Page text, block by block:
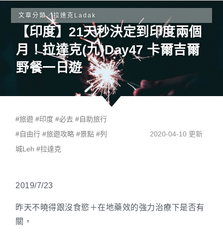
文章分類／拉達克Ladak
【印度】21天秒決定到印度兩個
月！拉達克(九)Day47 卡爾吉爾
野餐一日遊
#旅遊 #印度 #必去 #自助旅行
#自由行 #旅遊攻略 #景點 #列
城Leh #拉達克
2020-04-10 更新
2019/7/23
昨天不曉得跟沒食慾＋在地藥效的強力治療下是否有
關，